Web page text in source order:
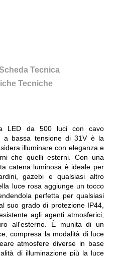
Tecnica
Tecniche
LED da 500 luci con cavo
a bassa tensione di 31V è la
illuminare con eleganza e
che quelli esterni. Con una
catena luminosa è ideale per
gazebi e qualsiasi altro
luce rosa aggiunge un tocco
perfetta per qualsiasi
suo grado di protezione IP44,
agli agenti atmosferici,
all'esterno. È munita di un
compresa la modalità di luce
atmosfere diverse in base
di illuminazione più la luce